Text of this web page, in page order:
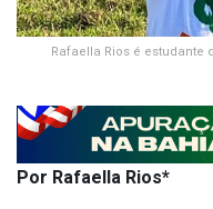
Rafaella Rios é estudante
Por Rafaella Rios*